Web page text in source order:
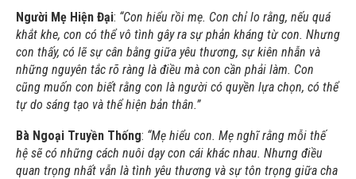
Người Mẹ Hiện Đại: “Con hiểu rồi mẹ. Con chỉ lo rằng, nếu quá
khắt khe, con có thể vô tình gây ra sự phản kháng từ con. Nhưng
con thấy, có lẽ sự cân bằng giữa yêu thương, sự kiên nhẫn và
những nguyên tắc rõ ràng là điều mà con cần phải làm. Con
cũng muốn con biết rằng con là người có quyền lựa chọn, có thể
tự do sáng tạo và thể hiện bản thân.”
Bà Ngoại Truyền Thống: “Mẹ hiểu con. Mẹ nghĩ rằng mỗi thế
hệ sẽ có những cách nuôi dạy con cái khác nhau. Nhưng điều
quan trọng nhất vẫn là tình yêu thương và sự tôn trọng giữa cha